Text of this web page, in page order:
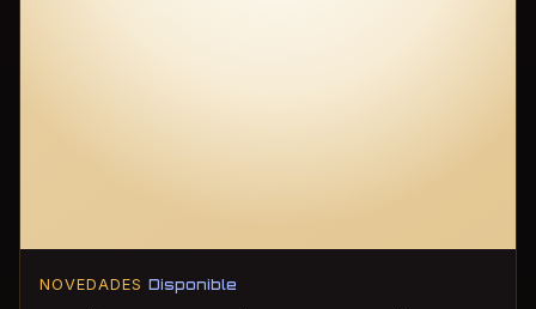
NOVEDADES Disponible